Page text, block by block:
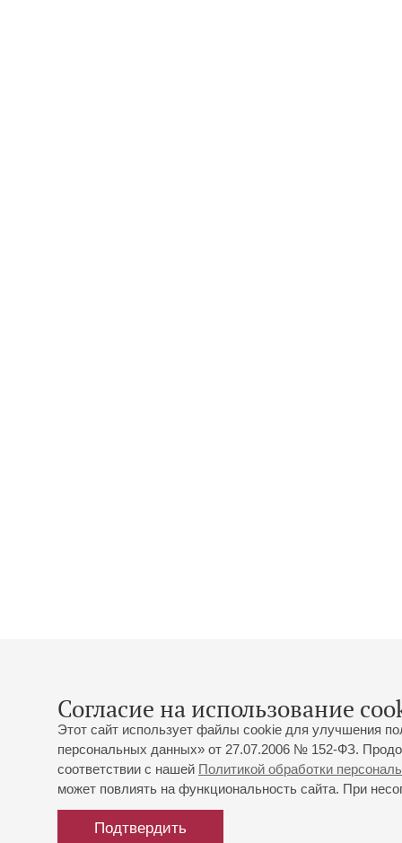
Согласие на использование
Этот сайт использует файлы cookie для улучшения
персональных данных» от 27.07.2006 № 152-ФЗ.
соответствии с нашей Политикой обработки
может повлиять на функциональность сайта. При
Подтвердить